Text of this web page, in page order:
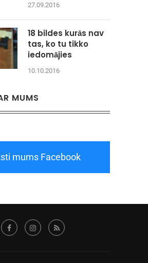
27.09.2016
18 bildes kurās nav
tas, ko tu tikko
iedomājies
10.10.2016
MUMS
mums Facebook